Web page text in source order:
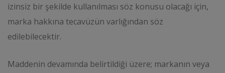
izinsiz bir şekilde kullanılması söz konusu olacağı için,
marka hakkına tecavüzün varlığından söz
edilebilecektir.
Maddenin devamında belirtildiği üzere; markanın veya